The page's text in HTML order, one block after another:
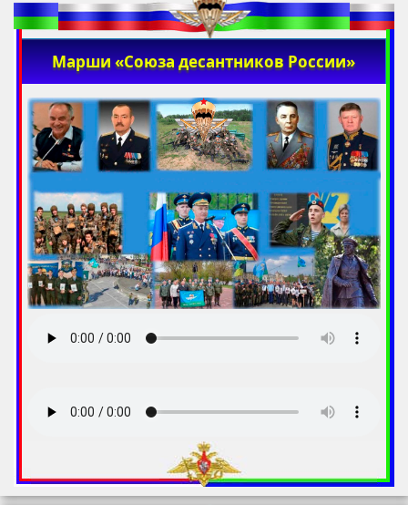
Марши «Союза десантников России»